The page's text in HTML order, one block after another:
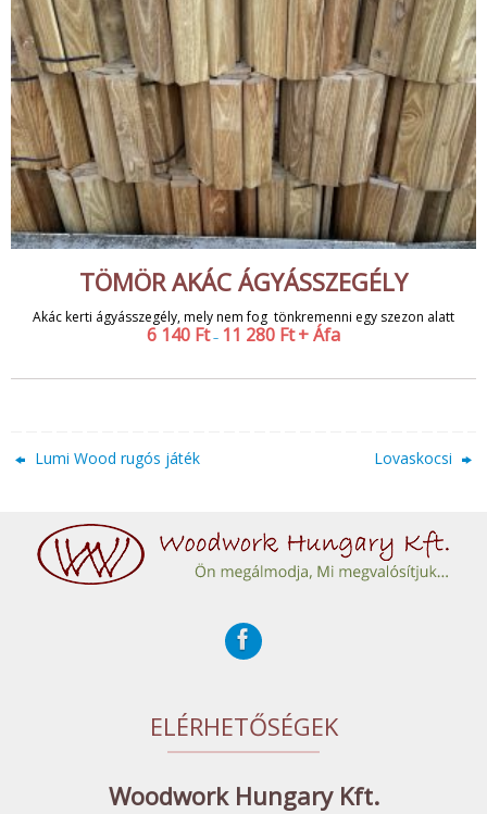
TÖMÖR AKÁC ÁGYÁSSZEGÉLY
Akác kerti ágyásszegély, mely nem fog tönkremenni egy szezon alatt
6 140 Ft – 11 280 Ft+ Áfa
Lumi Wood rugós játék Lovaskocsi
ELÉRHETŐSÉGEK
Woodwork Hungary Kft.